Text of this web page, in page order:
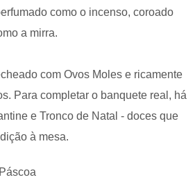
como o incenso, coroado
a mirra.
com Ovos Moles e ricamente
Para completar o banquete real, há
e Tronco de Natal - doces que
à mesa.